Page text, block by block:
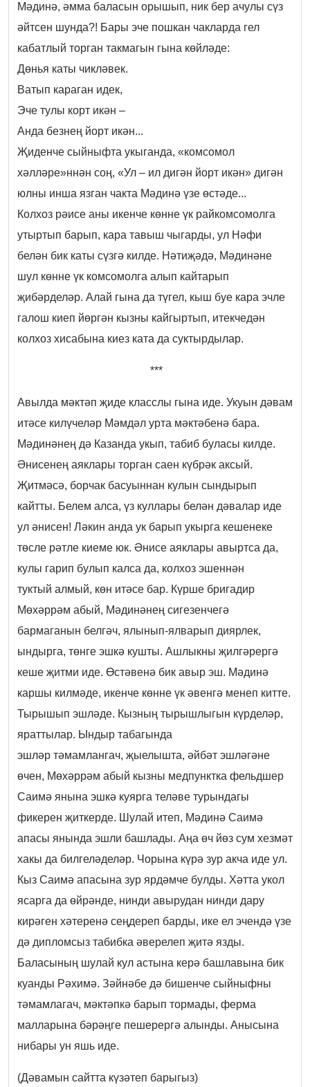
Мәдинә, әмма баласын орышып, ник бер ачулы сүз
әйтсен шунда?! Бары эче пошкан чакларда гел
кабатлый торган такмагын гына көйләде:
Дөнья каты чикләвек.
Ватып караган идек,
Эче тулы корт икән –
Анда безнең йорт икән...
Җиденче сыйныфта укыганда, «комсомол
хәлләре»ннән соң, «Ул – ил дигән йорт икән» дигән
юлны инша язган чакта Мәдинә үзе өстәде...
Колхоз рәисе аны икенче көнне үк райкомсомолга
утыртып барып, кара тавыш чыгарды, ул Нәфи
белән бик каты сүзгә килде. Нәтиҗәдә, Мәдинәне
шул көнне үк комсомолга алып кайтарып
җибәрделәр. Алай гына да түгел, кыш буе кара эчле
галош киеп йөргән кызны кайгыртып, итекчедән
колхоз хисабына киез ката да суктырдылар.
***
Авылда мәктәп җиде класслы гына иде. Укуын дәвам
итәсе килүчеләр Мәмдәл урта мәктәбенә бара.
Мәдинәнең дә Казанда укып, табиб буласы килде.
Әнисенең аяклары торган саен күбрәк аксый.
Җитмәсә, борчак басуыннан кулын сындырып
кайтты. Белем алса, үз куллары белән дәвалар иде
ул әнисен! Ләкин анда ук барып укырга кешенеке
төсле рәтле киеме юк. Әнисе аяклары авыртса да,
кулы гарип булып калса да, колхоз эшеннән
туктый алмый, көн итәсе бар. Күрше бригадир
Мөхәррәм абый, Мәдинәнең сигезенчегә
бармаганын белгәч, ялынып-ялварып диярлек,
ындырга, төнге эшкә кушты. Ашлыкны җилгәрергә
кеше җитми иде. Өстәвенә бик авыр эш. Мәдинә
каршы килмәде, икенче көнне үк әвенгә менеп китте.
Тырышып эшләде. Кызның тырышлыгын күрделәр,
яраттылар. Ындыр табагында
эшләр тәмамлангач, җыелышта, әйбәт эшләгәне
өчен, Мөхәррәм абый кызны медпунктка фельдшер
Саимә янына эшкә куярга теләве турындагы
фикерен җиткерде. Шулай итеп, Мәдинә Саимә
апасы янында эшли башлады. Аңа өч йөз сум хезмәт
хакы да билгеләделәр. Чорына күрә зур акча иде ул.
Кыз Саимә апасына зур ярдәмче булды. Хәтта укол
ясарга да өйрәнде, нинди авырудан нинди дару
кирәген хәтеренә сеңдереп барды, ике ел эчендә үзе
дә дипломсыз табибка әверелеп җитә язды.
Баласының шулай кул астына керә башлавына бик
куанды Рәхимә. Зәйнәбе дә бишенче сыйныфны
тәмамлагач, мәктәпкә барып тормады, ферма
малларына бәрәңге пешерергә алынды. Анысына
нибары ун яшь иде.
(Дәвамын сайтта күзәтеп барыгыз)